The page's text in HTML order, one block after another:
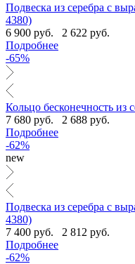
Подвеска из серебра с
4380)
6 900 руб.
2 622 руб.
Подробнее
-65%
Кольцо бесконечность из
7 680 руб.
2 688 руб.
Подробнее
-62%
new
Подвеска из серебра с
4380)
7 400 руб.
2 812 руб.
Подробнее
-62%